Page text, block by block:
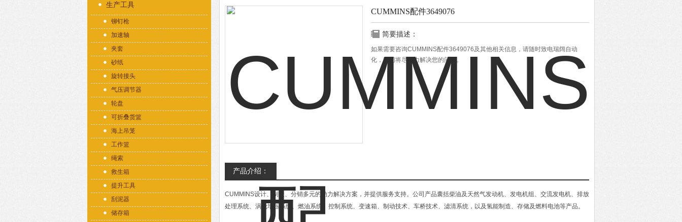
生产工具
铆钉枪
加速轴
夹套
砂纸
旋转接头
气压调节器
轮盘
可折叠货篮
海上吊笼
工作篮
绳索
救生箱
提升工具
刮泥器
储存箱
CUMMINS配件3649076
简要描述：
如果需要咨询CUMMINS配件3649076及其他相关信息，请随时致电瑞阔自动
化，我们将尽全力解决您的问题。
产品介绍：
CUMMINS设计、制造、分销多元的动力解决方案，并提供服务支持。公司产品囊括柴油及天然气发动机、发电机组、交流发电机、排放
处理系统、涡轮增压系统、燃油系统、控制系统、变速箱、制动技术、车桥技术、滤清系统，以及氢能制造、存储及燃料电池等产品。